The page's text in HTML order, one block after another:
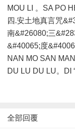
MOU LI 。SA PO
四.安土地真言咒
南&#26080;三
&#40065;度
NAN MO SAN
DU LU DU LU。DI
全部回覆